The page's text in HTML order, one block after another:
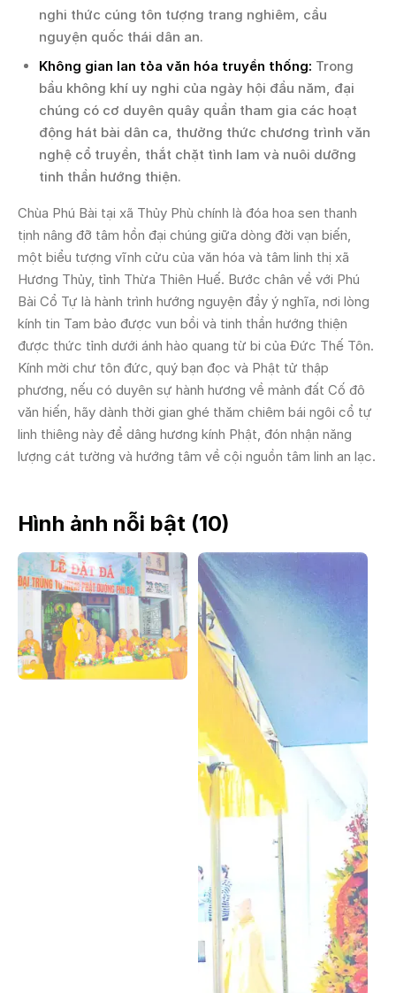
nghi thức cúng tôn tượng trang nghiêm, cầu
nguyện quốc thái dân an.
Không gian lan tỏa văn hóa truyền thống: Trong
bầu không khí uy nghi của ngày hội đầu năm, đại
chúng có cơ duyên quây quần tham gia các hoạt
động hát bài dân ca, thưởng thức chương trình văn
nghệ cổ truyền, thắt chặt tình lam và nuôi dưỡng
tinh thần hướng thiện.
Chùa Phú Bài tại xã Thủy Phù chính là đóa hoa sen thanh
tịnh nâng đỡ tâm hồn đại chúng giữa dòng đời vạn biến,
một biểu tượng vĩnh cửu của văn hóa và tâm linh thị xã
Hương Thủy, tỉnh Thừa Thiên Huế. Bước chân về với Phú
Bài Cổ Tự là hành trình hướng nguyện đầy ý nghĩa, nơi lòng
kính tin Tam bảo được vun bồi và tinh thần hướng thiện
được thức tỉnh dưới ánh hào quang từ bi của Đức Thế Tôn.
Kính mời chư tôn đức, quý bạn đọc và Phật tử thập
phương, nếu có duyên sự hành hương về mảnh đất Cố đô
văn hiến, hãy dành thời gian ghé thăm chiêm bái ngôi cổ tự
linh thiêng này để dâng hương kính Phật, đón nhận năng
lượng cát tường và hướng tâm về cội nguồn tâm linh an lạc.
Hình ảnh nỗi bật (10)